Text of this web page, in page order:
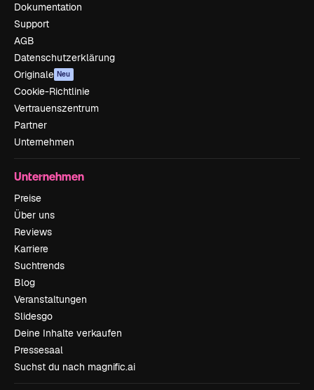
Dokumentation
Support
AGB
Datenschutzerklärung
Originale Neu
Cookie-Richtlinie
Vertrauenszentrum
Partner
Unternehmen
Unternehmen
Preise
Über uns
Reviews
Karriere
Suchtrends
Blog
Veranstaltungen
Slidesgo
Deine Inhalte verkaufen
Pressesaal
Suchst du nach magnific.ai